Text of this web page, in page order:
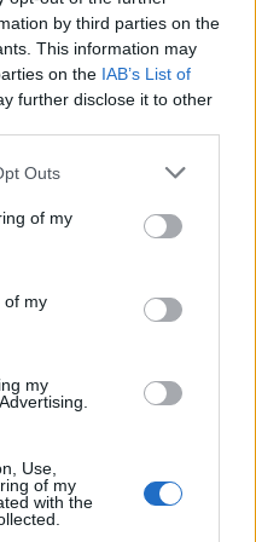
by third parties on the
This information may
on the IAB’s List of
further disclose it to other
Outs
of my
of my
my
Use,
of my
with the
i el lloc web en
vegada que comenti.